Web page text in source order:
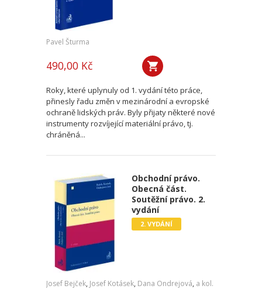
Pavel Šturma
490,00 Kč
Roky, které uplynuly od 1. vydání této práce,
přinesly řadu změn v mezinárodní a evropské
ochraně lidských práv. Byly přijaty některé nové
instrumenty rozvíjející materiální právo, tj.
chráněná...
Obchodní právo.
Obecná část.
Soutěžní právo. 2.
vydání
2. VYDÁNÍ
Josef Bejček, Josef Kotásek, Dana Ondrejová, a kol.